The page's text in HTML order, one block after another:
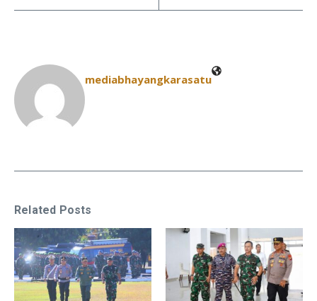
mediabhayangkarasatu
Related Posts